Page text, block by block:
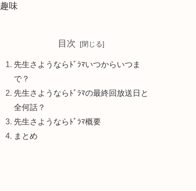
趣味
目次
先生さようならﾄﾞﾗﾏいつからいつま
で？
先生さようならﾄﾞﾗﾏの最終回放送日と
全何話？
先生さようならﾄﾞﾗﾏ概要
まとめ